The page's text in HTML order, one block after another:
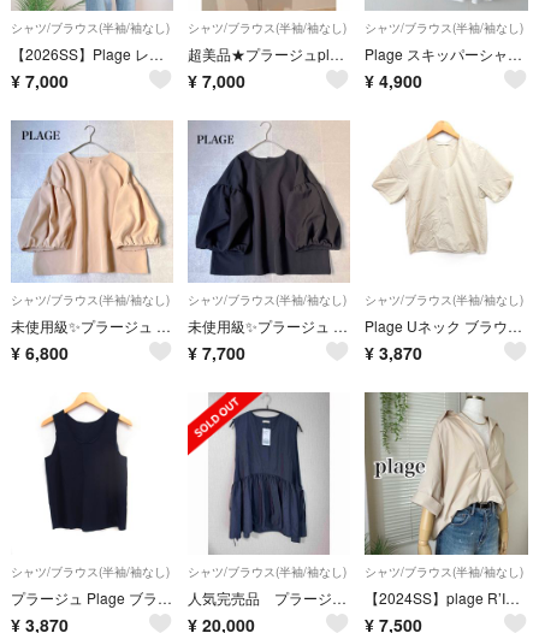
シャツ/ブラウス(半袖/袖なし)
【2026SS】Plage レイヤーノースリブラウス 黒 サテン タンクトップ
¥ 7,000
シャツ/ブラウス(半袖/袖なし)
超美品★プラージュplage ドルマンスリーブトップス ブラウス
¥ 7,000
シャツ/ブラウス(半袖/袖なし)
Plage スキッパーシャツ ホワイト 2025SS
¥ 4,900
シャツ/ブラウス(半袖/袖なし)
未使用級✨プラージュ Meringue ブラウス ボリュームスリーブ タック F
¥ 6,800
シャツ/ブラウス(半袖/袖なし)
未使用級✨プラージュ Meringue ブラウス ボリュームスリーブ タック F
¥ 7,700
シャツ/ブラウス(半袖/袖なし)
Plage Uネック ブラウス 半袖 無地 コットン 綿 ライトベージュ
¥ 3,870
シャツ/ブラウス(半袖/袖なし)
プラージュ Plage ブラウス スプーンネック ノースリーブ 無地 ネイビー
¥ 3,870
シャツ/ブラウス(半袖/袖なし)
人気完売品 プラージュ PROTAGONISTA プロタゴニスタ 別注 SIDE RBN WASHABLE SATIN ブラウス
¥ 20,000
シャツ/ブラウス(半袖/袖なし)
【2024SS】plage R’IAM フォルムスキッパー半袖 シャツ
¥ 7,500